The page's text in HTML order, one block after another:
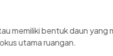
memiliki bentuk daun yang
utama ruangan.